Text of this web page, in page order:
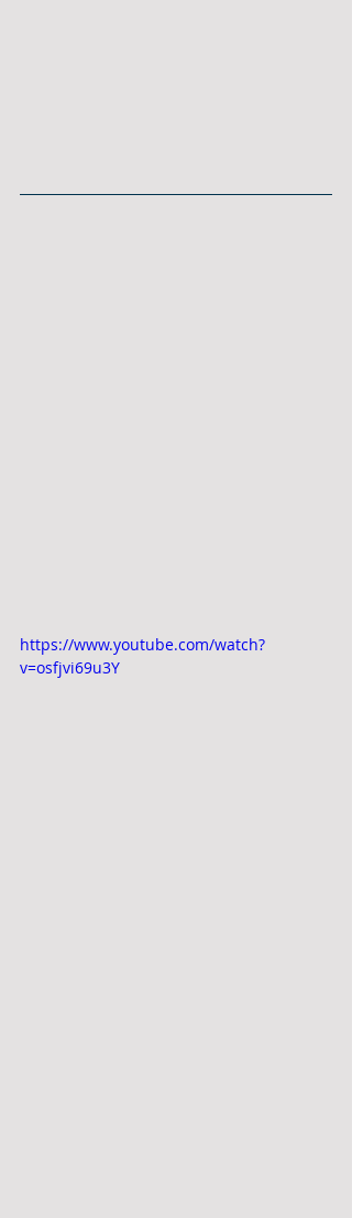
https://www.youtube.com/watch?
v=osfjvi69u3Y